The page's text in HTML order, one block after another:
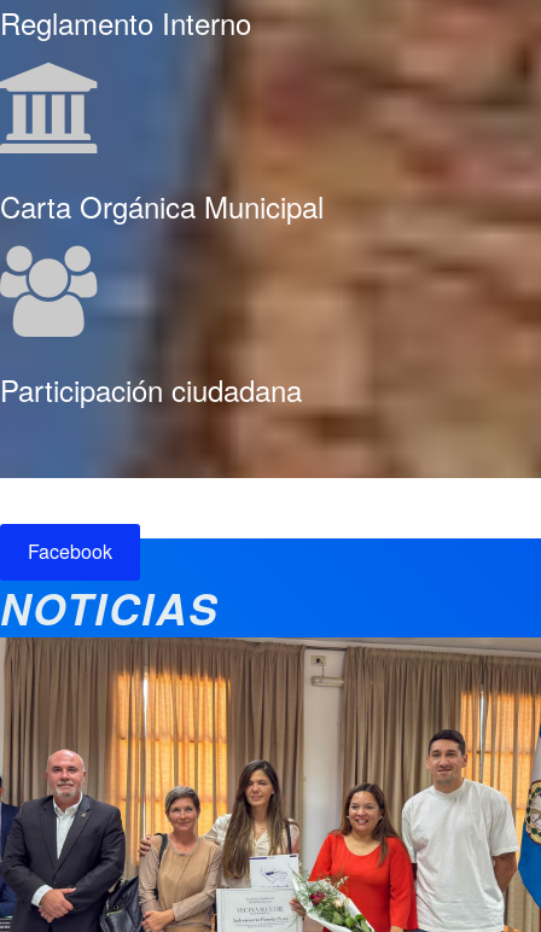
Reglamento Interno
Carta Orgánica Municipal
Participación ciudadana
Facebook
NOTICIAS